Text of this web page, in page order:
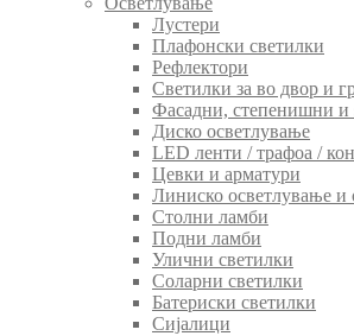
Лустери
Плафонски светилки
Рефлектори
Светилки за во двор и
Фасадни, степенишни и
Диско осветлување
LED ленти / трафоа /
Цевки и арматури
Линиско осветлување и
Столни ламби
Подни ламби
Улични светилки
Соларни светилки
Батериски светилки
Сијалици